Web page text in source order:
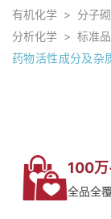
有机化学 > 分子
分析化学 > 标准
药物活性成分及杂
100
全品全